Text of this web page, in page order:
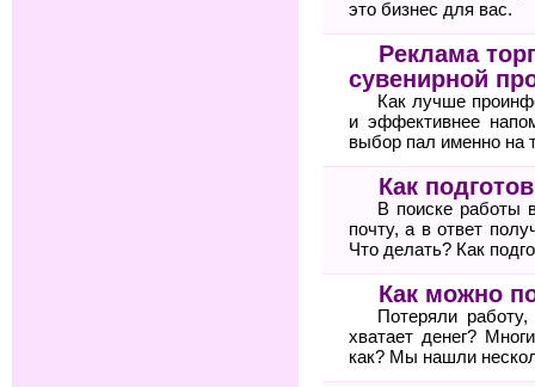
это бизнес для вас.
Реклама
сувенирной
Как лучше
и эффективнее
выбор пал именно на
Как
В поиске работы
почту, а в ответ
Что делать? Как
Как можно
Потеряли
хватает денег?
как? Мы нашли